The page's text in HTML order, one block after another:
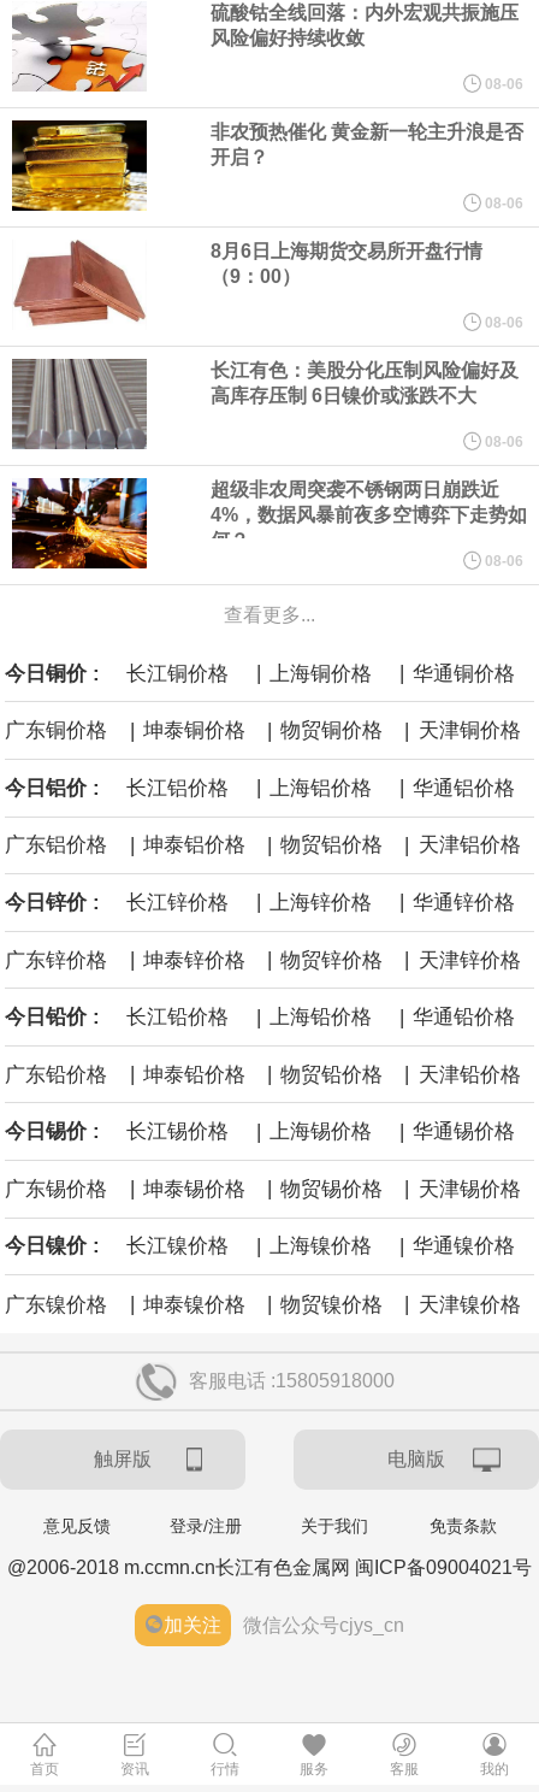
元修正为-8101亿日元。日本至7月31日当周外资买进日股 -3925亿
日元，前值由9121亿日元修正为9124亿日元。日本至7月31日当周
买进外国股票 -2764亿日元，前值3202亿日元。日本至7月31日当
周外资买进日债 5589亿日元，前值-15139亿日元。
美国旧金山联邦储备银行行长戴利在东京的活动上讲话表示，关税
对通胀产生了明确影响。目前有部分证据显示，关税对通胀的影响
已开始消退。若中东战争结束，应会有助于通胀下行。
美联储戴利：在制定利率政策时，美联储面临不同类型的风险。完
全支持7月维持利率不变。联储仍需收集数据以确定未来政策走向。
据知情人士透露，凯文・沃什就任美联储主席以来，美国总统特朗
普已和他多次交谈，总统与央行负责人之间保持这样的沟通渠道，
有悖于近年惯例。
据央视新闻，从国家数据局了解到，目前，国家数据局正稳步推进
数据产权登记工作，加快全国一体化数据市场建设。数据产权登
记，简单理解就是为数据这一无形资产出具“身份证明”，类似于不动
产登记中心给房产发放不动产权证书。
8月6日，广钢气体与韩国大宗电子气体运营企业AF E&C签署具有法
双方将加速定制化“Super-N”解决方案在韩国半导体市场的落地应用
与批量交付。
硫酸钴全线回落：内外宏观共振施压
风险偏好持续收敛
08-06
非农预热催化 黄金新一轮主升浪是否
开启？
08-06
8月6日上海期货交易所开盘行情
（9：00）
08-06
长江有色：美股分化压制风险偏好及
高库存压制 6日镍价或涨跌不大
08-06
超级非农周突袭不锈钢两日崩跌近
4%，数据风暴前夜多空博弈下走势如
何？
08-06
查看更多...
今日铜价 : 长江铜价格 | 上海铜价格 | 华通铜价格
广东铜价格 | 坤泰铜价格 | 物贸铜价格 | 天津铜价格
今日铝价 : 长江铝价格 上海铝价格 华通铝价格
广东铝价格 | 坤泰铝价格 | 物贸铝价格 | 天津铝价格
今日锌价 : 长江锌价格 上海锌价格 华通锌价格
广东锌价格 | 坤泰锌价格 | 物贸锌价格 | 天津锌价格
今日铅价 : 长江铅价格 | 上海铅价格 | 华通铅价格
广东铅价格 坤泰铅价格 物贸铅价格 天津铅价格
今日锡价 : 长江锡价格 | 上海锡价格 | 华通锡价格
广东锡价格 坤泰锡价格 物贸锡价格 天津锡价格
今日镍价 : 长江镍价格 | 上海镍价格 | 华通镍价格
广东镍价格 | 坤泰镍价格 | 物贸镍价格 | 天津镍价格
客服电话 :15805918000
触屏版 电脑版
意见反馈 登录/注册 关于我们 免责条款
@2006-2018 m.ccmn.cn长江有色金属网 闽ICP备09004021号
加关注 微信公众号cjys_cn
首页 资讯 行情 服务 客服 我的